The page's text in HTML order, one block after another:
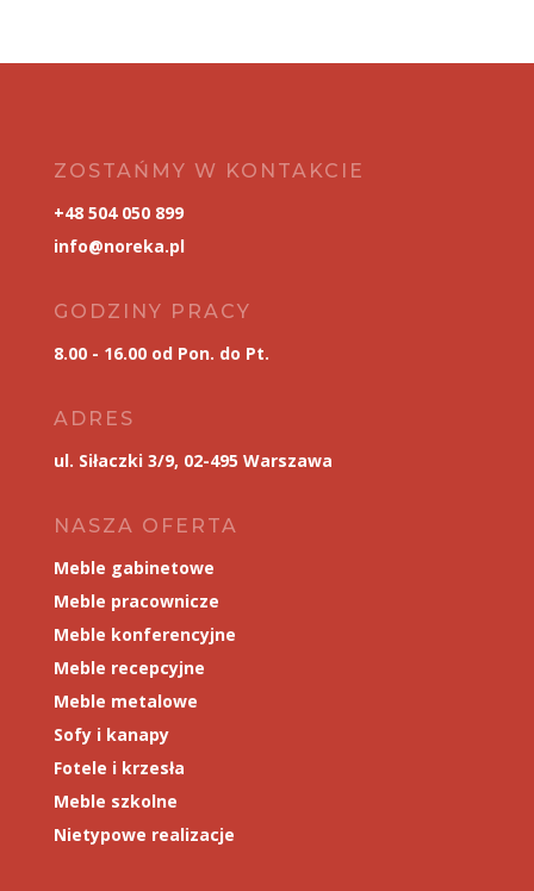
ZOSTAŃMY W KONTAKCIE
+48 504 050 899
info@noreka.pl
GODZINY PRACY
8.00 - 16.00 od Pon. do Pt.
ADRES
ul. Siłaczki 3/9, 02-495 Warszawa
NASZA OFERTA
Meble gabinetowe
Meble pracownicze
Meble konferencyjne
Meble recepcyjne
Meble metalowe
Sofy i kanapy
Fotele i krzesła
Meble szkolne
Nietypowe realizacje